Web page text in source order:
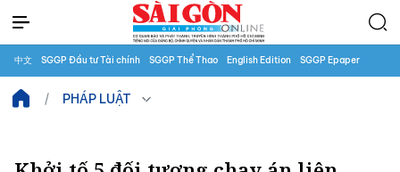
中文 SGGP Đầu tư Tài chính SGGP Thể Thao English Edition SGGP Epaper
PHÁP LUẬT